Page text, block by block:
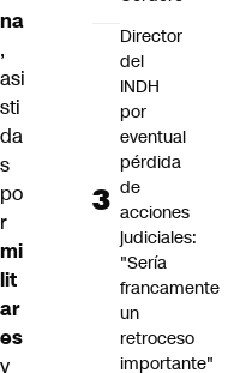
na
,
asi
sti
da
s
po
r
mi
lit
ar
es
y
Director
del
INDH
por
eventual
pérdida
de
acciones
judiciales:
"Sería
francamente
un
retroceso
importante"